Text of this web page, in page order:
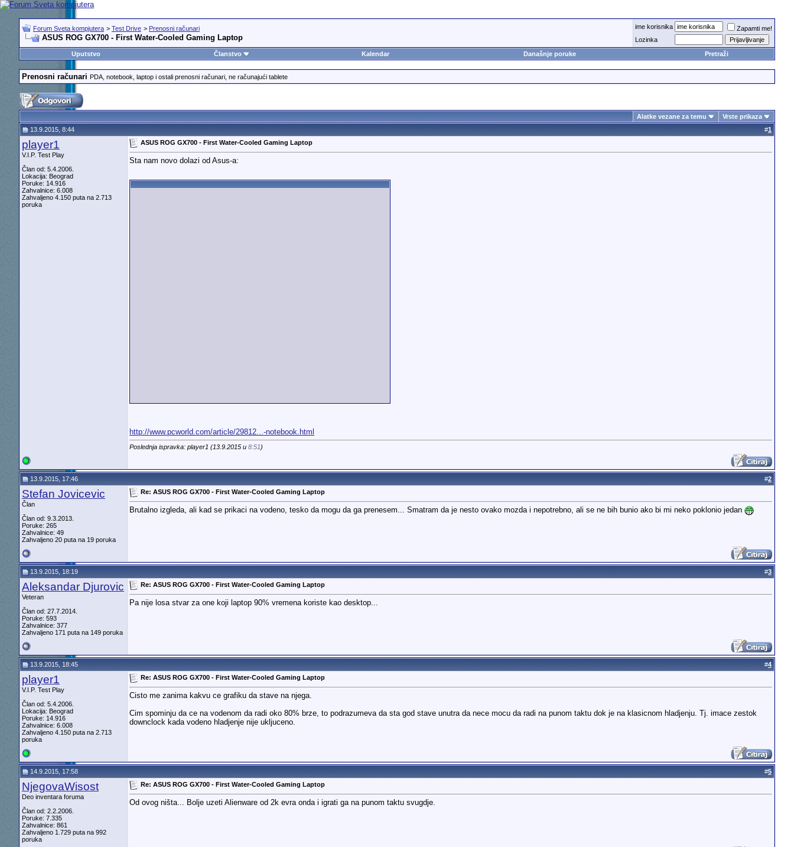
Forum Sveta kompjutera > Test Drive > Prenosni računari
ASUS ROG GX700 - First Water-Cooled Gaming Laptop
ime korisnika
Zapamti me!
Lozinka
Uputstvo
Članstvo Kalendar Današnje poruke Pretraži
Prenosni računari PDA, notebook, laptop i ostali prenosni računari, ne računajući tablete
Alatke vezane za temu
Vrste prikaza
13.9.2015, 8:44
#1
player1
V.I.P. Test Play
Član od: 5.4.2006.
Lokacija: Beograd
Poruke: 14.916
Zahvalnice: 6.008
Zahvaljeno 4.150 puta na 2.713
poruka
ASUS ROG GX700 - First Water-Cooled Gaming Laptop
Sta nam novo dolazi od Asus-a:
http://www.pcworld.com/article/29812...-notebook.html
Poslednja ispravka: player1 (13.9.2015 u 8:51)
13.9.2015, 17:46 #2
Stefan Jovicevic
Član
Član od: 9.3.2013.
Poruke: 265
Zahvalnice: 49
Zahvaljeno 20 puta na 19 poruka
Re: ASUS ROG GX700 - First Water-Cooled Gaming Laptop
Brutalno izgleda, ali kad se prikaci na vodeno, tesko da mogu da ga prenesem... Smatram da je nesto ovako mozda i nepotrebno, ali se ne bih bunio ako bi mi neko poklonio jedan
13.9.2015, 18:19 #3
Aleksandar Djurovic
Veteran
Član od: 27.7.2014.
Poruke: 593
Zahvalnice: 377
Zahvaljeno 171 puta na 149 poruka
Re: ASUS ROG GX700 - First Water-Cooled Gaming Laptop
Pa nije losa stvar za one koji laptop 90% vremena koriste kao desktop...
13.9.2015, 18:45 #4
player1
V.I.P. Test Play
Član od: 5.4.2006.
Lokacija: Beograd
Poruke: 14.916
Zahvalnice: 6.008
Zahvaljeno 4.150 puta na 2.713
poruka
Re: ASUS ROG GX700 - First Water-Cooled Gaming Laptop
Cisto me zanima kakvu ce grafiku da stave na njega.
Cim spominju da ce na vodenom da radi oko 80% brze, to podrazumeva da sta god stave unutra da nece mocu da radi na punom taktu dok je na klasicnom hladjenju. Tj. imace zestok
downclock kada vodeno hladjenje nije ukljuceno.
14.9.2015, 17:58 #5
NjegovaWisost
Deo inventara foruma
Član od: 2.2.2006.
Poruke: 7.335
Zahvalnice: 861
Zahvaljeno 1.729 puta na 992
poruka
Re: ASUS ROG GX700 - First Water-Cooled Gaming Laptop
Od ovog ništa... Bolje uzeti Alienware od 2k evra onda i igrati ga na punom taktu svugdje.